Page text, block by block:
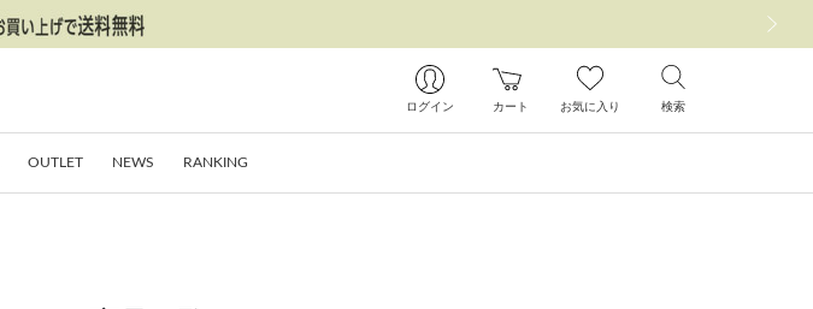
ログイン カート お気に入り 検索
OUTLET NEWS RANKING